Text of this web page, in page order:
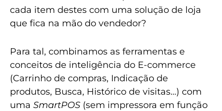
cada item destes com uma solução de loja
que fica na mão do vendedor?
Para tal, combinamos as ferramentas e
conceitos de inteligência do E-commerce
(Carrinho de compras, Indicação de
produtos, Busca, Histórico de visitas…) com
uma SmartPOS (sem impressora em função